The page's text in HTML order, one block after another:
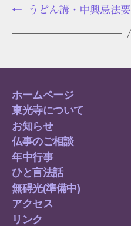
← うどん講・中興忌法要
ホームページ
東光寺について
お知らせ
仏事のご相談
年中行事
ひと言法話
無碍光(準備中)
アクセス
リンク